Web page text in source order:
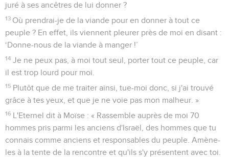
juré à ses ancêtres de lui donner ?
13 Où prendrai-je de la viande pour en donner à tout ce
peuple ? En effet, ils viennent pleurer près de moi en disant :
‘Donne-nous de la viande à manger !’
14 Je ne peux pas, à moi tout seul, porter tout ce peuple, car
il est trop lourd pour moi.
15 Plutôt que de me traiter ainsi, tue-moi donc, si j'ai trouvé
grâce à tes yeux, et que je ne voie pas mon malheur. »
16 L'Eternel dit à Moïse : « Rassemble auprès de moi 70
hommes pris parmi les anciens d'Israël, des hommes que tu
connais comme anciens et responsables du peuple. Amène-
les à la tente de la rencontre et qu'ils s'y présentent avec toi.